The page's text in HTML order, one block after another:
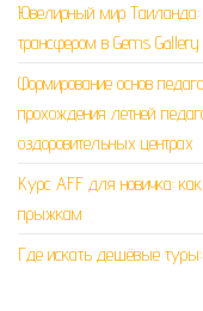
Ювелирный мир Таиланда:
трансфером в Gems Gallery
Формирование основ
прохождения летней
оздоровительных центрах
Курс AFF для новичка:
прыжкам
Где искать дешёвые